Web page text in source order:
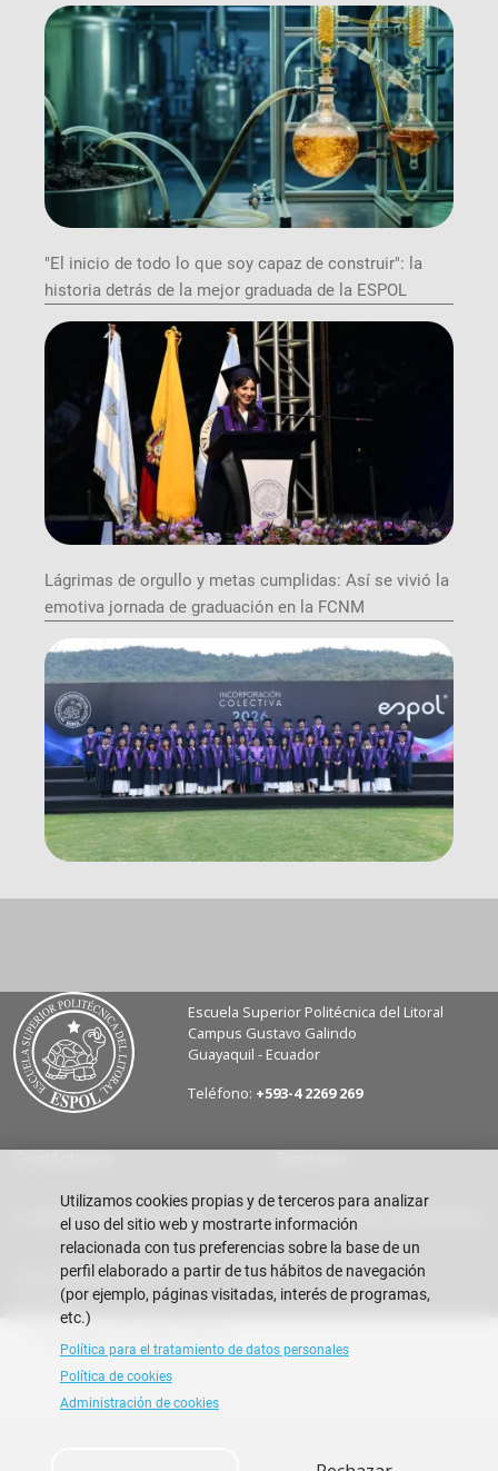
"El inicio de todo lo que soy capaz de construir": la
historia detrás de la mejor graduada de la ESPOL
Lágrimas de orgullo y metas cumplidas: Así se vivió la
emotiva jornada de graduación en la FCNM
Utilizamos cookies propias y de terceros para analizar
el uso del sitio web y mostrarte información
relacionada con tus preferencias sobre la base de un
perfil elaborado a partir de tus hábitos de navegación
(por ejemplo, páginas visitadas, interés de programas,
etc.)
Política para el tratamiento de datos personales
Política de cookies
Administración de cookies
Escuela Superior Politécnica del Litoral
Campus Gustavo Galindo
Guayaquil - Ecuador
Teléfono: +593-4 2269 269
Formatos de solicitudes
Información para el
docente
Publicaciones de docentes
Copyright © 2026 ESPOL